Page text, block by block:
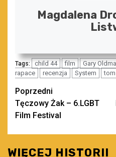
Magdalena
Tags: child 44 film Gary
rapace
recenzja System
Zobacz
wpisy
Poprzedni
Tęczowy Żak – 6.LGBT
Film Festival
WIĘCEJ HISTORII